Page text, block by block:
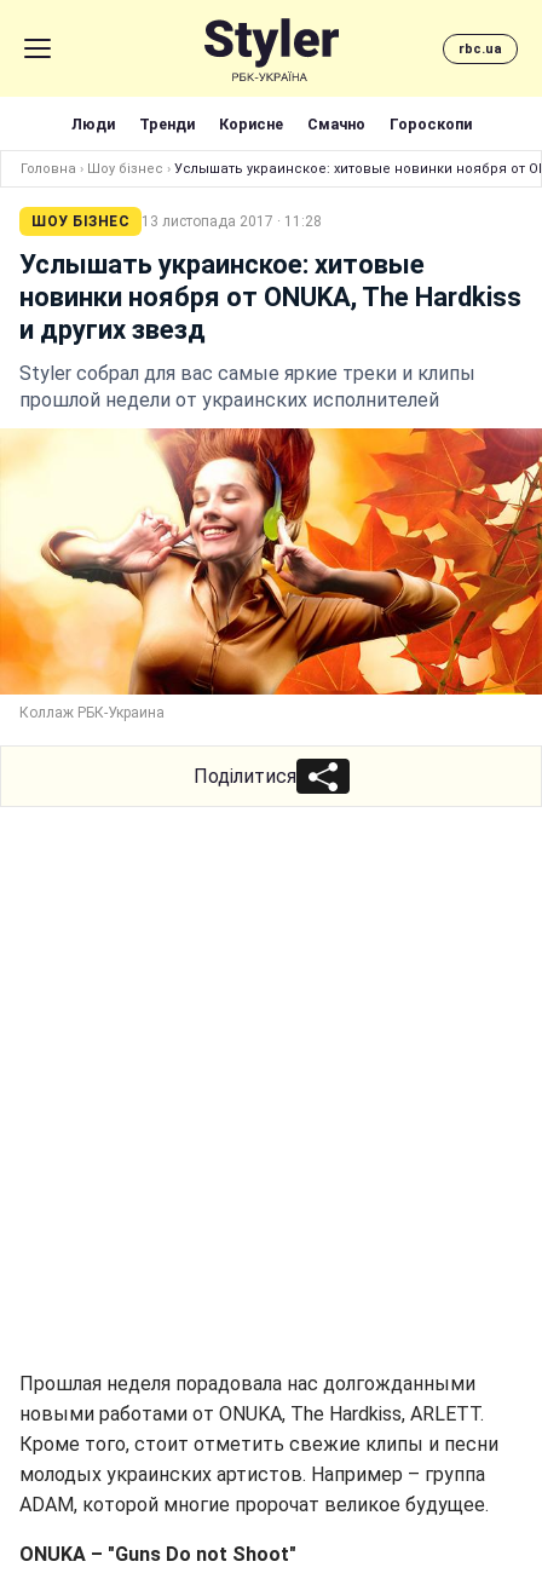
rbc.ua
Люди Тренди Корисне Смачно Гороскопи
Головна › Шоу бізнес › Услышать украинское: хитовые новинки ноября от
ШОУ БІЗНЕС 13 листопада 2017 · 11:28
Услышать украинское: хитовые
новинки ноября от ONUKA, The Hardkiss
и других звезд
Styler собрал для вас самые яркие треки и клипы
прошлой недели от украинских исполнителей
Коллаж РБК-Украина
Поділитися
Прошлая неделя порадовала нас долгожданными
новыми работами от ONUKA, The Hardkiss, ARLETT.
Кроме того, стоит отметить свежие клипы и песни
молодых украинских артистов. Например – группа
ADAM, которой многие пророчат великое будущее.
ONUKA – "Guns Do not Shoot"